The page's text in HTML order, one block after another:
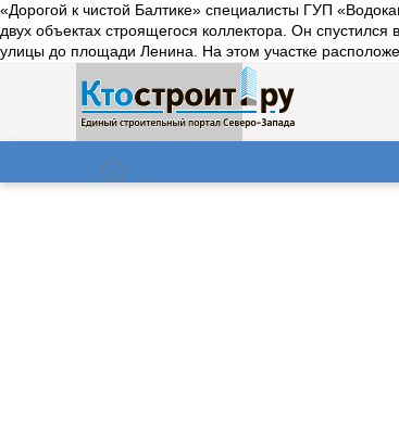
«Дорогой к чистой Балтике» специалисты ГУП
двух объектах строящегося коллектора. Он
улицы до площади Ленина. На этом участке